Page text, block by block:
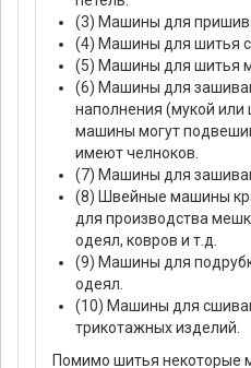
(3) Машины для
(4) Машины для шитья
(5) Машины для шитья
(6) Машины для
наполнения (мукой или
машины могут
имеют челноков.
(7) Машины для
(8) Швейные машины
для производства
одеял, ковров и т.д.
(9) Машины для
одеял.
(10) Машины для
трикотажных изделий.
Помимо шитья некоторые